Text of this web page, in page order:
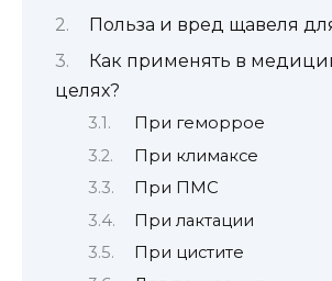
Польза и вред щавеля
Как применять в
целях?
При геморрое
При климаксе
При ПМС
При лактации
При цистите